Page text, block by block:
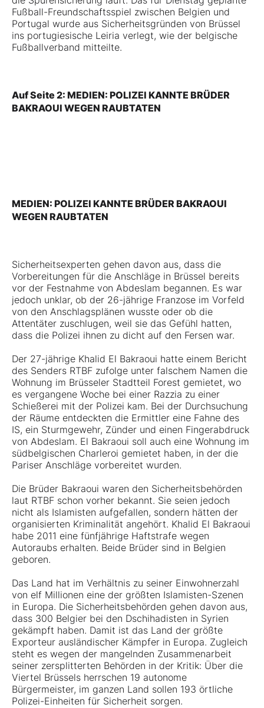
Fußball-Freundschaftsspiel zwischen Belgien und
Portugal wurde aus Sicherheitsgründen von Brüssel
ins portugiesische Leiria verlegt, wie der belgische
Fußballverband mitteilte.
Auf Seite 2: MEDIEN: POLIZEI KANNTE BRÜDER
BAKRAOUI WEGEN RAUBTATEN
MEDIEN: POLIZEI KANNTE BRÜDER BAKRAOUI
WEGEN RAUBTATEN
Sicherheitsexperten gehen davon aus, dass die
Vorbereitungen für die Anschläge in Brüssel bereits
vor der Festnahme von Abdeslam begannen. Es war
jedoch unklar, ob der 26-jährige Franzose im Vorfeld
von den Anschlagsplänen wusste oder ob die
Attentäter zuschlugen, weil sie das Gefühl hatten,
dass die Polizei ihnen zu dicht auf den Fersen war.
Der 27-jährige Khalid El Bakraoui hatte einem Bericht
des Senders RTBF zufolge unter falschem Namen die
Wohnung im Brüsseler Stadtteil Forest gemietet, wo
es vergangene Woche bei einer Razzia zu einer
Schießerei mit der Polizei kam. Bei der Durchsuchung
der Räume entdeckten die Ermittler eine Fahne des
IS, ein Sturmgewehr, Zünder und einen Fingerabdruck
von Abdeslam. El Bakraoui soll auch eine Wohnung im
südbelgischen Charleroi gemietet haben, in der die
Pariser Anschläge vorbereitet wurden.
Die Brüder Bakraoui waren den Sicherheitsbehörden
laut RTBF schon vorher bekannt. Sie seien jedoch
nicht als Islamisten aufgefallen, sondern hätten der
organisierten Kriminalität angehört. Khalid El Bakraoui
habe 2011 eine fünfjährige Haftstrafe wegen
Autoraubs erhalten. Beide Brüder sind in Belgien
geboren.
Das Land hat im Verhältnis zu seiner Einwohnerzahl
von elf Millionen eine der größten Islamisten-Szenen
in Europa. Die Sicherheitsbehörden gehen davon aus,
dass 300 Belgier bei den Dschihadisten in Syrien
gekämpft haben. Damit ist das Land der größte
Exporteur ausländischer Kämpfer in Europa. Zugleich
steht es wegen der mangelnden Zusammenarbeit
seiner zersplitterten Behörden in der Kritik: Über die
Viertel Brüssels herrschen 19 autonome
Bürgermeister, im ganzen Land sollen 193 örtliche
Polizei-Einheiten für Sicherheit sorgen.